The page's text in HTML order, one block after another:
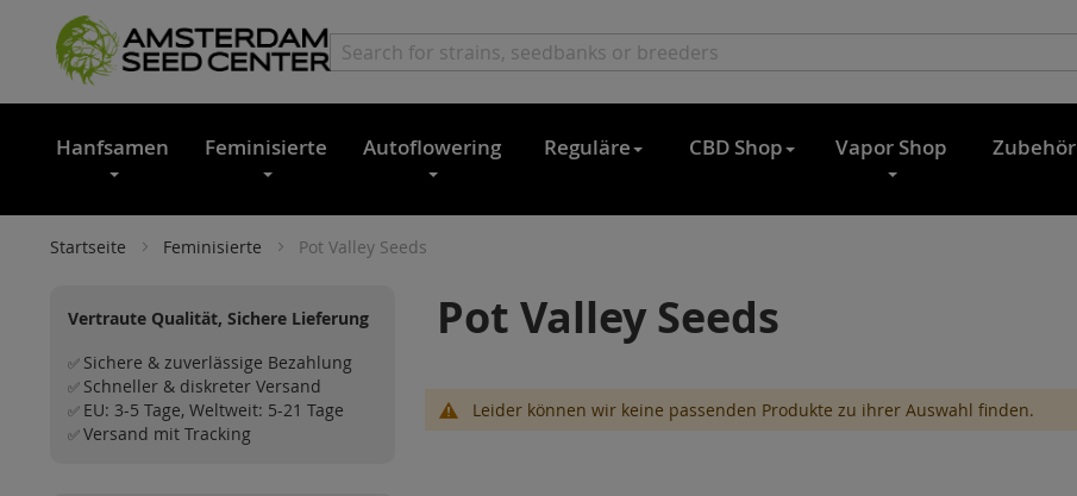
Hanfsamen Feminisierte Autoflowering Reguläre CBD Shop Vapor Shop Zubehör
Startseite Feminisierte Pot Valley Seeds
Pot Valley Seeds
Leider können wir keine passenden Produkte zu ihrer Auswahl finden.
Vertraute Qualität, Sichere Lieferung
✅ Sichere & zuverlässige Bezahlung
✅ Schneller & diskreter Versand
✅ EU: 3-5 Tage, Weltweit: 5-21 Tage
✅Versand mit Tracking